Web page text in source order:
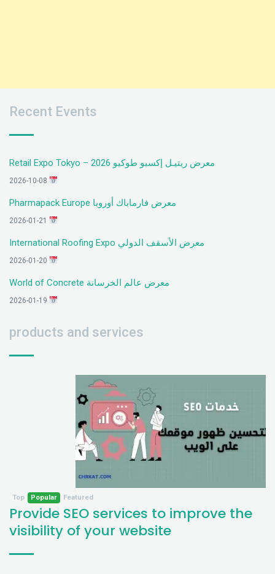
Recent Events
معرض ريتيـل إكسبو طوكيو 2026 – Retail Expo Tokyo
معرض فارماباك أوروبا Pharmapack Europe
معرض الأسقف الدولي International Roofing Expo
معرض عالم الخرسانة World of Concrete
products and services
Featured
Popular
Top
Provide SEO services to improve the
visibility of your website